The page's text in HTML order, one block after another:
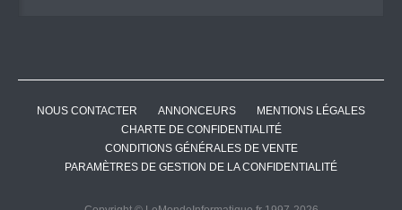
NOUS CONTACTER ANNONCEURS
MENTIONS LÉGALES
CHARTE DE CONFIDENTIALITÉ
CONDITIONS GÉNÉRALES DE VENTE
PARAMÈTRES DE GESTION DE LA CONFIDENTIALITÉ